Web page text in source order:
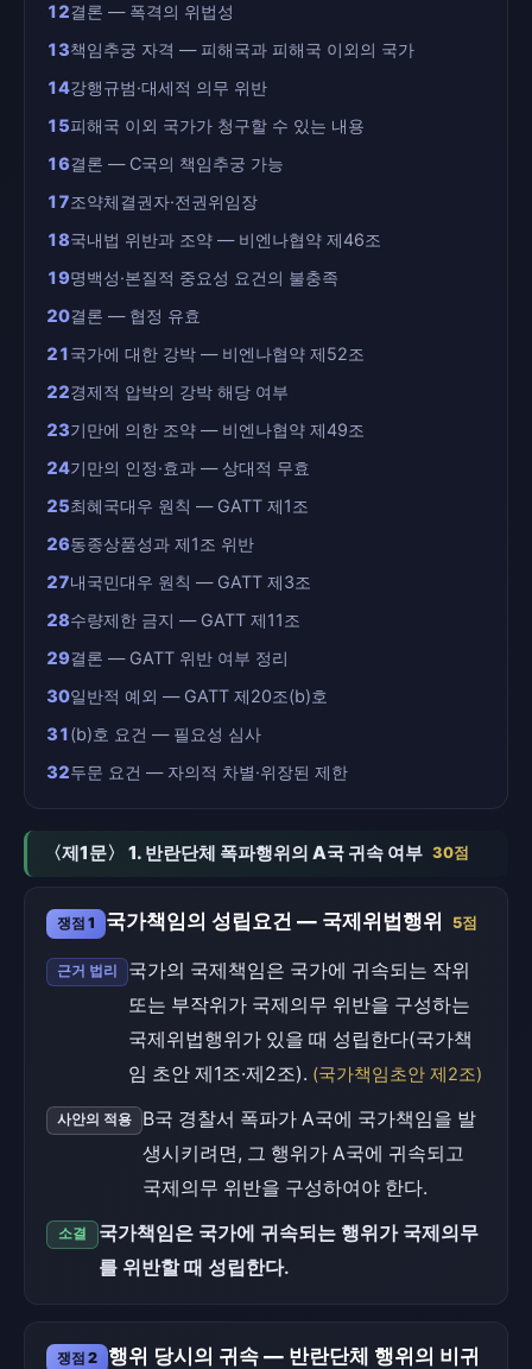
12결론 — 폭격의 위법성
13책임추궁 자격 — 피해국과 피해국 이외의 국가
14강행규범·대세적 의무 위반
15피해국 이외 국가가 청구할 수 있는 내용
16결론 — C국의 책임추궁 가능
17조약체결권자·전권위임장
18국내법 위반과 조약 — 비엔나협약 제46조
19명백성·본질적 중요성 요건의 불충족
20결론 — 협정 유효
21국가에 대한 강박 — 비엔나협약 제52조
22경제적 압박의 강박 해당 여부
23기만에 의한 조약 — 비엔나협약 제49조
24기만의 인정·효과 — 상대적 무효
25최혜국대우 원칙 — GATT 제1조
26동종상품성과 제1조 위반
27내국민대우 원칙 — GATT 제3조
28수량제한 금지 — GATT 제11조
29결론 — GATT 위반 여부 정리
30일반적 예외 — GATT 제20조(b)호
31(b)호 요건 — 필요성 심사
32두문 요건 — 자의적 차별·위장된 제한
〈제1문〉 1. 반란단체 폭파행위의 A국 귀속 여부 30점
쟁점 1 국가책임의 성립요건 — 국제위법행위 5점
근거 법리
국가의 국제책임은 국가에 귀속되는 작위
또는 부작위가 국제의무 위반을 구성하는
국제위법행위가 있을 때 성립한다(국가책
임 초안 제1조·제2조). (국가책임초안 제2조)
사안의 적용
B국 경찰서 폭파가 A국에 국가책임을 발
생시키려면, 그 행위가 A국에 귀속되고
국제의무 위반을 구성하여야 한다.
소결
국가책임은 국가에 귀속되는 행위가 국제의무
를 위반할 때 성립한다.
쟁점 2
행위 당시의 귀속 — 반란단체 행위의 비귀